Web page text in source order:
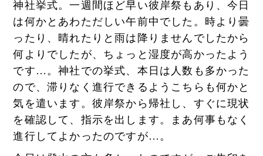
神社挙式。一週間ほど早い彼岸祭もあり、今日
は何かとあわただしい午前中でした。時より曇
ったり、晴れたりと雨は降りませんでしたから
何よりでしたが、ちょっと湿度が高かったよう
です…。神社での挙式、本日は人数も多かった
ので、滞りなく進行できるようこちらも何かと
気を遣います。彼岸祭から帰社し、すぐに現状
を確認して、指示を出します。まあ何事もなく
進行してよかったのですが…。